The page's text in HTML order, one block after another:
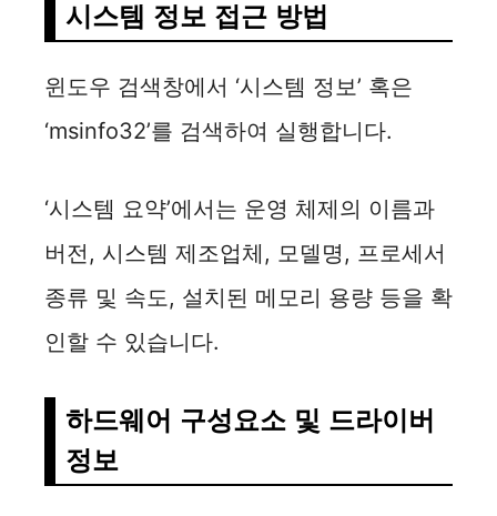
시스템 정보 접근 방법
윈도우 검색창에서 ‘시스템 정보’ 혹은
‘msinfo32’를 검색하여 실행합니다.
‘시스템 요약’에서는 운영 체제의 이름과
버전, 시스템 제조업체, 모델명, 프로세서
종류 및 속도, 설치된 메모리 용량 등을 확
인할 수 있습니다.
하드웨어 구성요소 및 드라이버
정보